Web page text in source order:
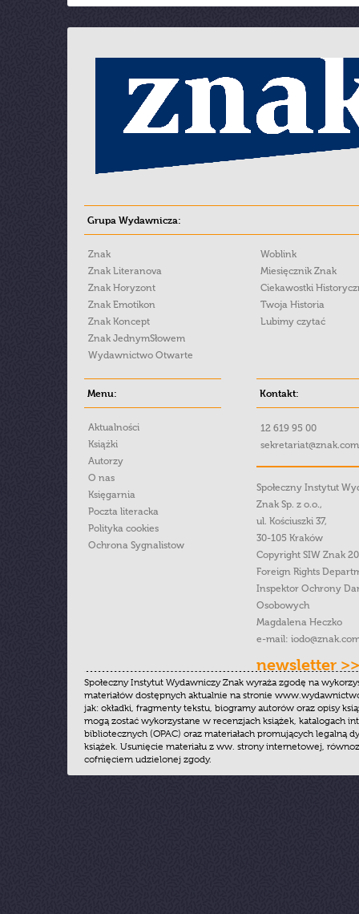
Grupa Wydawnicza:
Znak
Znak Literanova
Znak Horyzont
Znak Emotikon
Znak Koncept
Znak JednymSłowem
Wydawnictwo Otwarte
Woblink
Miesięcznik Znak
Ciekawostki
Twoja Historia
Lubimy czytać
Menu:
Aktualności
Książki
Autorzy
O nas
Księgarnia
Poczta literacka
Polityka cookies
Ochrona Sygnalistow
Kontakt:
12 619 95 00
Społeczny Instytut
Znak Sp. z o.o.,
ul. Kościuszki 37,
30-105 Kraków
Copyright SIW Znak
Foreign Rights
Inspektor Ochrony
Osobowych
Magdalena Heczko
e-mail:
newsletter >>
Społeczny Instytut Wydawniczy Znak wyraża zgodę na
materiałów dostępnych aktualnie na stronie
jak: okładki, fragmenty tekstu, biogramy autorów oraz opisy
mogą zostać wykorzystane w recenzjach książek, katalogach
bibliotecznych (OPAC) oraz materiałach promujących legalną
książek. Usunięcie materiału z ww. strony internetowej,
cofnięciem udzielonej zgody.